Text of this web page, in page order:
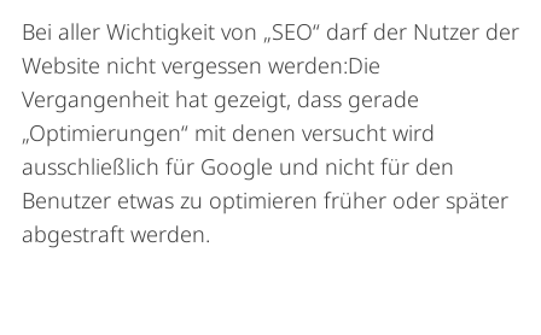
Bei aller Wichtigkeit von „SEO“ darf der Nutzer der
Website nicht vergessen werden:Die
Vergangenheit hat gezeigt, dass gerade
„Optimierungen“ mit denen versucht wird
ausschließlich für Google und nicht für den
Benutzer etwas zu optimieren früher oder später
abgestraft werden.